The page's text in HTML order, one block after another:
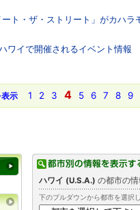
ト・ザ・ストリート」がカハラ
ワイで開催されるイベント情報
示 1 2 3 4 5 6 7 8 9
ハワイ (U.S.A.) の都市の
下のプルダウンから都市を選択